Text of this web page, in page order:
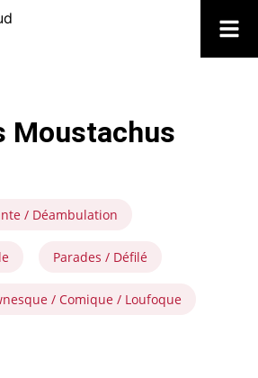
Moustachus
/ Déambulation
Parades / Défilé
/ Comique / Loufoque